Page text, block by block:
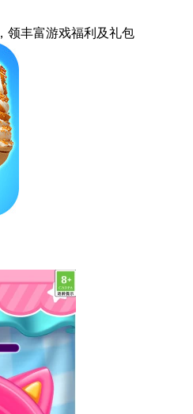
，领丰富游戏福利 及礼包